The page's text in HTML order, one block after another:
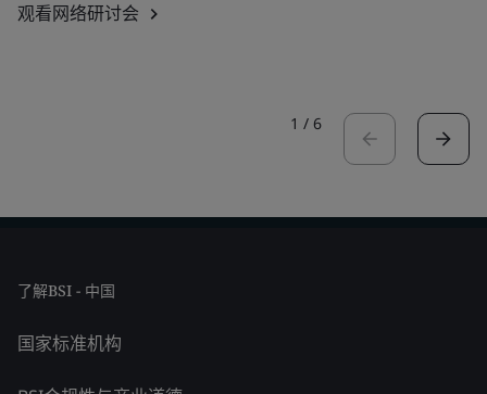
观看网络研讨会
1 / 6
了解BSI - 中国
国家标准机构